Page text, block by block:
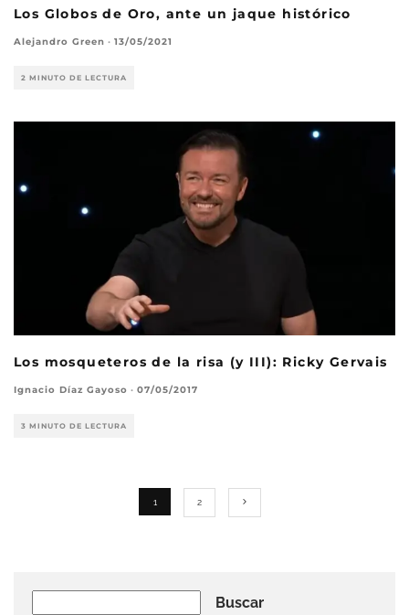
Los Globos de Oro, ante un jaque histórico
Alejandro Green · 13/05/2021
2 MINUTO DE LECTURA
Los mosqueteros de la risa (y III): Ricky Gervais
Ignacio Díaz Gayoso · 07/05/2017
3 MINUTO DE LECTURA
1 2
Buscar